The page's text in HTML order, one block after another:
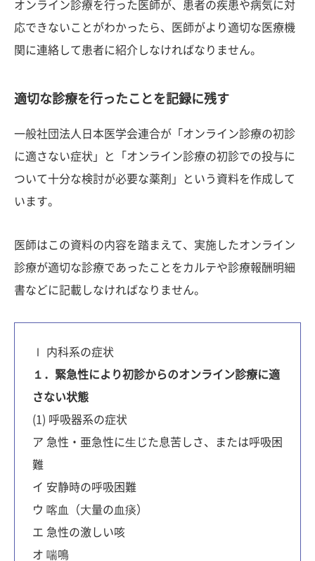
オンライン診療を行った医師が、患者の疾患や病気に対
応できないことがわかったら、医師がより適切な医療機
関に連絡して患者に紹介しなければなりません。
適切な診療を行ったことを記録に残す
一般社団法人日本医学会連合が「オンライン診療の初診
に適さない症状」と「オンライン診療の初診での投与に
ついて十分な検討が必要な薬剤」という資料を作成して
います。
医師はこの資料の内容を踏まえて、実施したオンライン
診療が適切な診療であったことをカルテや診療報酬明細
書などに記載しなければなりません。
Ⅰ 内科系の症状
１．緊急性により初診からのオンライン診療に適
さない状態
(1) 呼吸器系の症状
ア 急性・亜急性に⽣じた息苦しさ、または呼吸困
難
イ 安静時の呼吸困難
ウ 喀⾎（⼤量の⾎痰）
エ 急性の激しい咳
オ 喘鳴